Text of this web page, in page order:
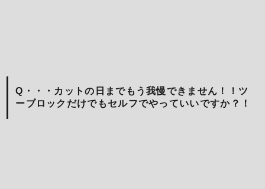
Q・・・カットの日までもう我慢できません！！ツ
ーブロックだけでもセルフでやっていいですか？！